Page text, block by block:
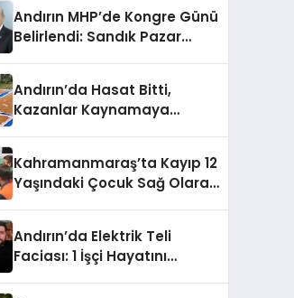
Andırın MHP’de Kongre Günü
Belirlendi: Sandık Pazar
Andırın’da Hasat Bitti,
Kazanlar Kaynamaya
Kahramanmaraş’ta Kayıp 12
Yaşındaki Çocuk Sağ Olarak
Andırın’da Elektrik Teli
Faciası: 1 İşçi Hayatını